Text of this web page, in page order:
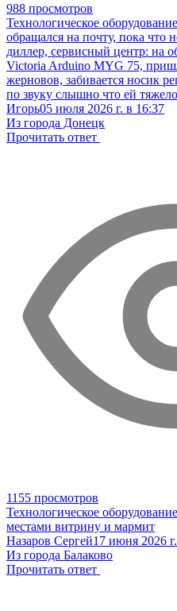
988 просмотров
Технологическое оборудование
обращался на почту, пока что
диллер, сервисный центр: на
Victoria Arduino MYG 75,
жерновов, забивается носик
по звуку слышно что ей
Игорь05 июля 2026 г. в 16:37
Из города Донецк
Прочитать ответ
1155 просмотров
Технологическое оборудование
местами витрину и мармит
Назаров Сергей17 июня 2026
Из города Балаково
Прочитать ответ